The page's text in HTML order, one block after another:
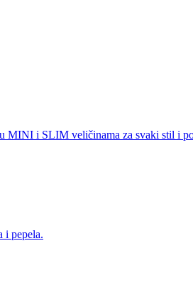
MINI i SLIM veličinama za svaki stil i
i pepela.